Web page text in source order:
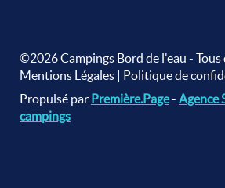
©2026 Campings Bord de l'eau - Tous
Mentions Légales| Politique de
Propulsé par Première.Page- Agence
campings